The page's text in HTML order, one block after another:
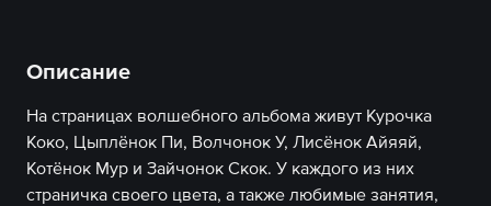
Описание
На страницах волшебного альбома живут Курочка
Коко, Цыплёнок Пи, Волчонок У, Лисёнок Айяяй,
Котёнок Мур и Зайчонок Скок. У каждого из них
страничка своего цвета, а также любимые занятия,